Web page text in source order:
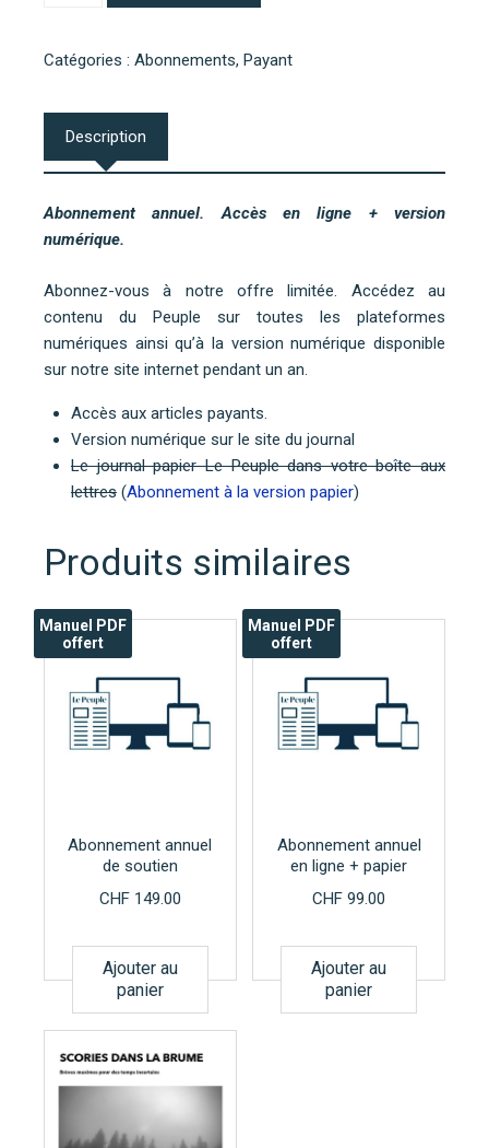
annuel
ligne
Catégories : Abonnements, Payant
Description
Abonnement annuel. Accès en ligne + version
numérique.
Abonnez-vous à notre offre limitée. Accédez au
contenu du Peuple sur toutes les plateformes
numériques ainsi qu’à la version numérique disponible
sur notre site internet pendant un an.
Accès aux articles payants.
Version numérique sur le site du journal
Le journal papier Le Peuple dans votre boîte aux
lettres (Abonnement à la version papier)
Produits similaires
Manuel PDF
offert
Abonnement annuel
de soutien
CHF149.00
Ajouter au
panier
Manuel PDF
offert
Abonnement annuel
en ligne + papier
CHF 99.00
Ajouter au
panier